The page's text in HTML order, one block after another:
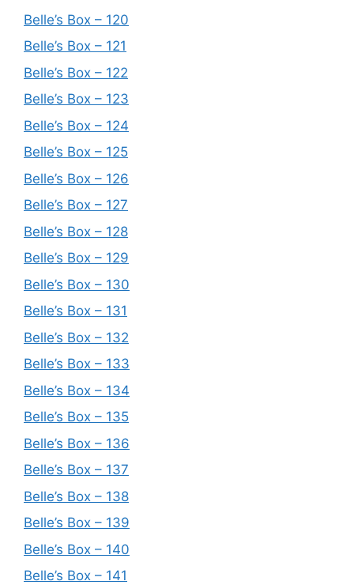
Belle’s Box – 120
Belle’s Box – 121
Belle’s Box – 122
Belle’s Box – 123
Belle’s Box – 124
Belle’s Box – 125
Belle’s Box – 126
Belle’s Box – 127
Belle’s Box – 128
Belle’s Box – 129
Belle’s Box – 130
Belle’s Box – 131
Belle’s Box – 132
Belle’s Box – 133
Belle’s Box – 134
Belle’s Box – 135
Belle’s Box – 136
Belle’s Box – 137
Belle’s Box – 138
Belle’s Box – 139
Belle’s Box – 140
Belle’s Box – 141